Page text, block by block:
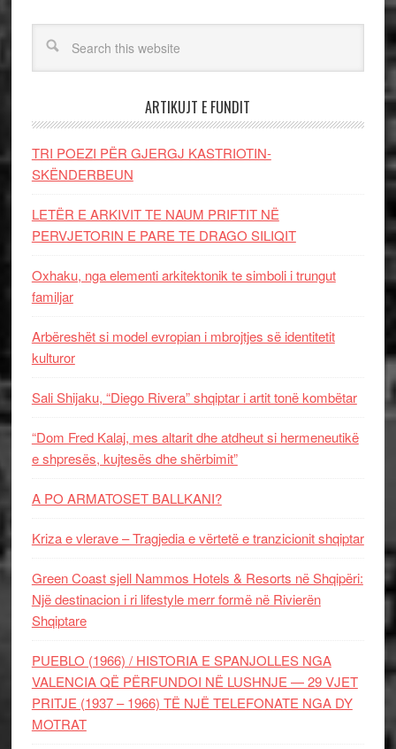
ARTIKUJT E FUNDIT
TRI POEZI PËR GJERGJ KASTRIOTIN-
SKËNDERBEUN
LETËR E ARKIVIT TE NAUM PRIFTIT NË
PERVJETORIN E PARE TE DRAGO SILIQIT
Oxhaku, nga elementi arkitektonik te simboli i trungut
familjar
Arbëreshët si model evropian i mbrojtjes së identitetit
kulturor
Sali Shijaku, “Diego Rivera” shqiptar i artit tonë kombëtar
“Dom Fred Kalaj, mes altarit dhe atdheut si hermeneutikë
e shpresës, kujtesës dhe shërbimit”
A PO ARMATOSET BALLKANI?
Kriza e vlerave – Tragjedia e vërtetë e tranzicionit shqiptar
Green Coast sjell Nammos Hotels & Resorts në Shqipëri:
Një destinacion i ri lifestyle merr formë në Rivierën
Shqiptare
PUEBLO (1966) / HISTORIA E SPANJOLLES NGA
VALENCIA QË PËRFUNDOI NË LUSHNJE — 29 VJET
PRITJE (1937 – 1966) TË NJË TELEFONATE NGA DY
MOTRAT